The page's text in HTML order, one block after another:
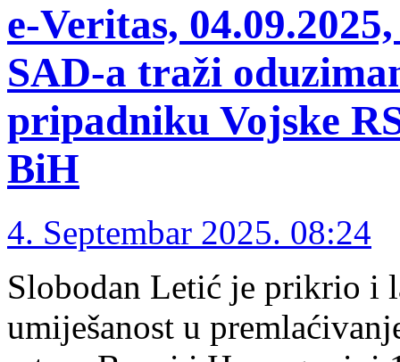
e-Veritas,
SAD-a traži
pripadniku Vojske
BiH
4. Septembar 2025. 08:24
Slobodan Letić je prikrio i
umiješanost u